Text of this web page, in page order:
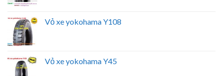
Vỏ xe yokohama Y108
Vỏ xe yokohama Y45